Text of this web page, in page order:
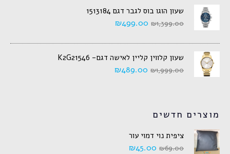
שעון הוגו בוס לגבר דגם 1513184
₪1,399.00
₪499.00
שעון קלווין קליין לאישה דגם- K2G21546
₪1,999.00
₪489.00
מוצרים חדשים
ציפית נוי דמוי עור
₪69.00
₪45.00